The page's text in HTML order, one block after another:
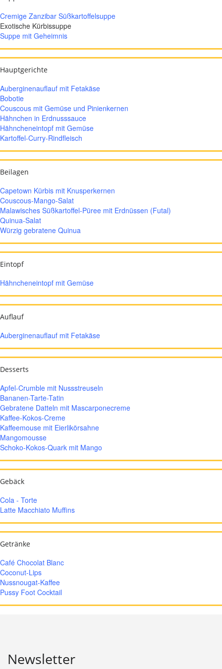
Cremige Zanzibar Süßkartoffelsuppe
Exotische Kürbissuppe
Suppe mit Geheimnis
Hauptgerichte
Auberginenauflauf mit Fetakäse
Bobotie
Couscous mit Gemüse und Pinienkernen
Hähnchen in Erdnusssauce
Hähncheneintopf mit Gemüse
Kartoffel-Curry-Rindfleisch
Beilagen
Capetown Kürbis mit Knusperkernen
Couscous-Mango-Salat
Malawisches Süßkartoffel-Püree mit Erdnüssen (Futal)
Quinua-Salat
Würzig gebratene Quinua
Eintopf
Hähncheneintopf mit Gemüse
Auflauf
Auberginenauflauf mit Fetakäse
Desserts
Apfel-Crumble mit Nussstreuseln
Bananen-Tarte-Tatin
Gebratene Datteln mit Mascarponecreme
Kaffee-Kokos-Creme
Kaffeemouse mit Eierlikörsahne
Mangomousse
Schoko-Kokos-Quark mit Mango
Gebäck
Cola - Torte
Latte Macchiato Muffins
Getränke
Café Chocolat Blanc
Coconut-Lips
Nussnougat-Kaffee
Pussy Foot Cocktail
Newsletter